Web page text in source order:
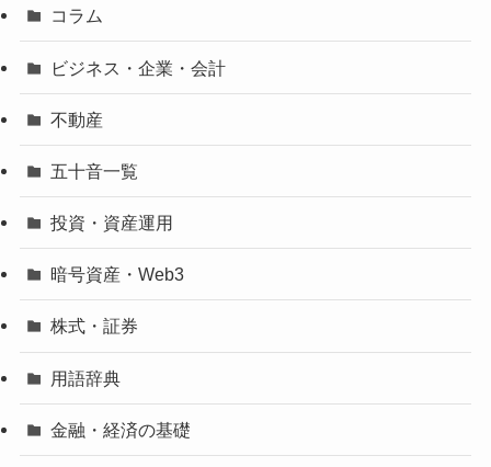
コラム
ビジネス・企業・会計
不動産
五十音一覧
投資・資産運用
暗号資産・Web3
株式・証券
用語辞典
金融・経済の基礎